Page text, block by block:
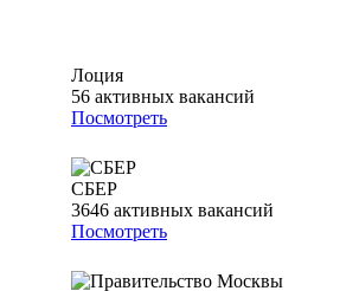
Лоция
56 активных вакансий
Посмотреть
СБЕР
3646 активных вакансий
Посмотреть